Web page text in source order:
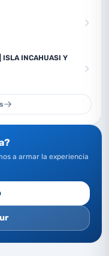
ISLA INCAHUASI Y
a armar la experiencia